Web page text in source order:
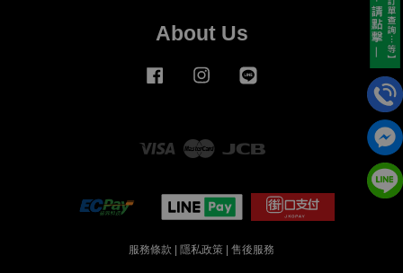
About Us
Facebook Instagram
Visa Master
服務條款 | 隱私政策 | 售後服務